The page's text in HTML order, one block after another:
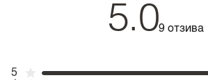
5.09 отзива
5